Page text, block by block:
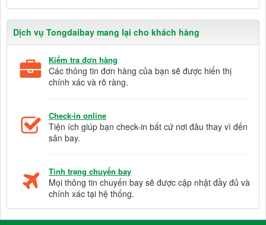
Dịch vụ Tongdaibay mang lại cho khách hàng
Kiểm tra đơn hàng
Các thông tin đơn hàng của bạn sẽ được hiển thị
chính xác và rõ ràng.
Check-in online
Tiện ích giúp bạn check-in bất cứ nơi đâu thay vì đến
sân bay.
Tình trạng chuyến bay
Mọi thông tin chuyến bay sẽ được cập nhật đầy đủ và
chính xác tại hệ thống.